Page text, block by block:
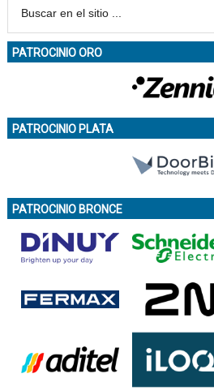
PATROCINIO ORO
PATROCINIO PLATA
PATROCINIO BRONCE